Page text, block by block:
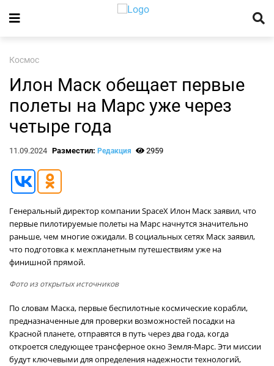
Космос
Илон Маск обещает первые
полеты на Марс уже через
четыре года
11.09.2024 Разместил: Редакция 2959
Генеральный директор компании SpaceX Илон Маск заявил, что
первые пилотируемые полеты на Марс начнутся значительно
раньше, чем многие ожидали. В социальных сетях Маск заявил,
что подготовка к межпланетным путешествиям уже на
финишной прямой.
Фото из открытых источников
По словам Маска, первые беспилотные космические корабли,
предназначенные для проверки возможностей посадки на
Красной планете, отправятся в путь через два года, когда
откроется следующее трансферное окно Земля-Марс. Эти миссии
будут ключевыми для определения надежности технологий,